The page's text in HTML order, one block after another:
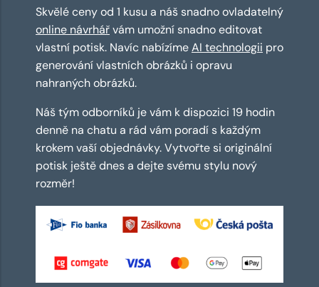
Skvělé ceny od 1 kusu a náš snadno ovladatelný
online návrhářvám umožní snadno editovat
vlastní potisk. Navíc nabízímeAI technologii pro
generování vlastních obrázků i opravu
nahraných obrázků.
Náš tým odborníků je vám k dispozici 19 hodin
denně na chatu a rád vám poradí s každým
krokem vaší objednávky. Vytvořte si originální
potisk ještě dnes a dejte svému stylu nový
rozměr!